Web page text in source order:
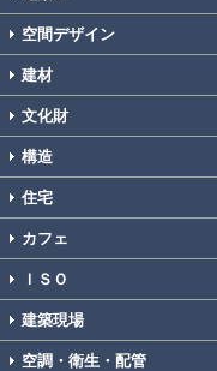
空間デザイン
建材
文化財
構造
住宅
カフェ
ＩＳＯ
建築現場
空調・衛生・配管